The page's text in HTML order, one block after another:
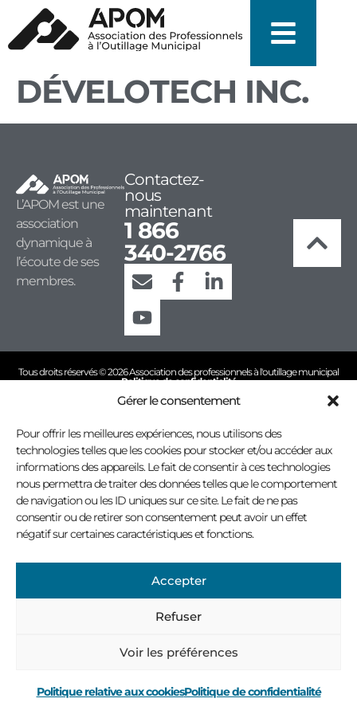
Gérer le consentement
Pour offrir les meilleures expériences, nous utilisons des
technologies telles que les cookies pour stocker et/ou accéder aux
informations des appareils. Le fait de consentir à ces technologies
nous permettra de traiter des données telles que le comportement
de navigation ou les ID uniques sur ce site. Le fait de ne pas
consentir ou de retirer son consentement peut avoir un effet
négatif sur certaines caractéristiques et fonctions.
Accepter
Refuser
Voir les préférences
Politique relative aux cookiesPolitique de confidentialité
DÉVELOTECH INC.
L’APOM est une
association
dynamique à
l’écoute de ses
membres.
Contactez-
nous
maintenant
1 866
340-2766
Tous droits réservés © 2026 Association des professionnels à l'outillage municipal
Politique de confidentialité